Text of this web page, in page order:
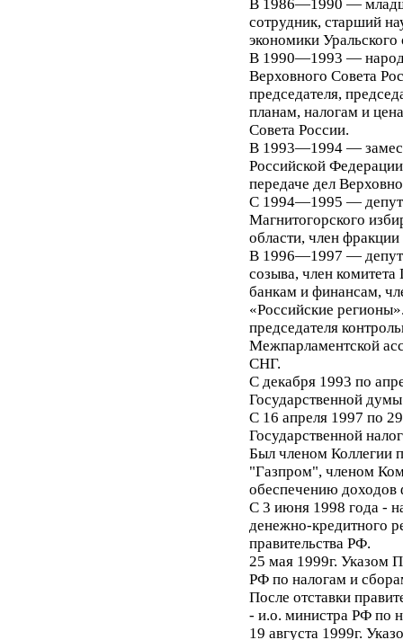
В 1986—1990 —
сотрудник, старший
экономики
В 1990—1993 —
Верховного Совета
председателя,
планам, налогам и
Совета России.
В 1993—1994 —
Российской
передаче дел
С 1994—1995 —
Магнитогорского
области, член
В 1996—1997 —
созыва, член
банкам и финансам,
«Российские
председателя
Межпарламентской
СНГ.
С декабря 1993 по
Государственной
С 16 апреля 1997 по
Государственной
Был членом Коллегии
"Газпром", членом
обеспечению доходов
С 3 июня 1998 года -
денежно-кредитного
правительства РФ.
25 мая 1999г. Указом
РФ по налогам и
После отставки
- и.о. министра РФ по
19 августа 1999г.